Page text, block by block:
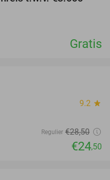
Gratis
9.2 star
Regulier €28,50
€24,50